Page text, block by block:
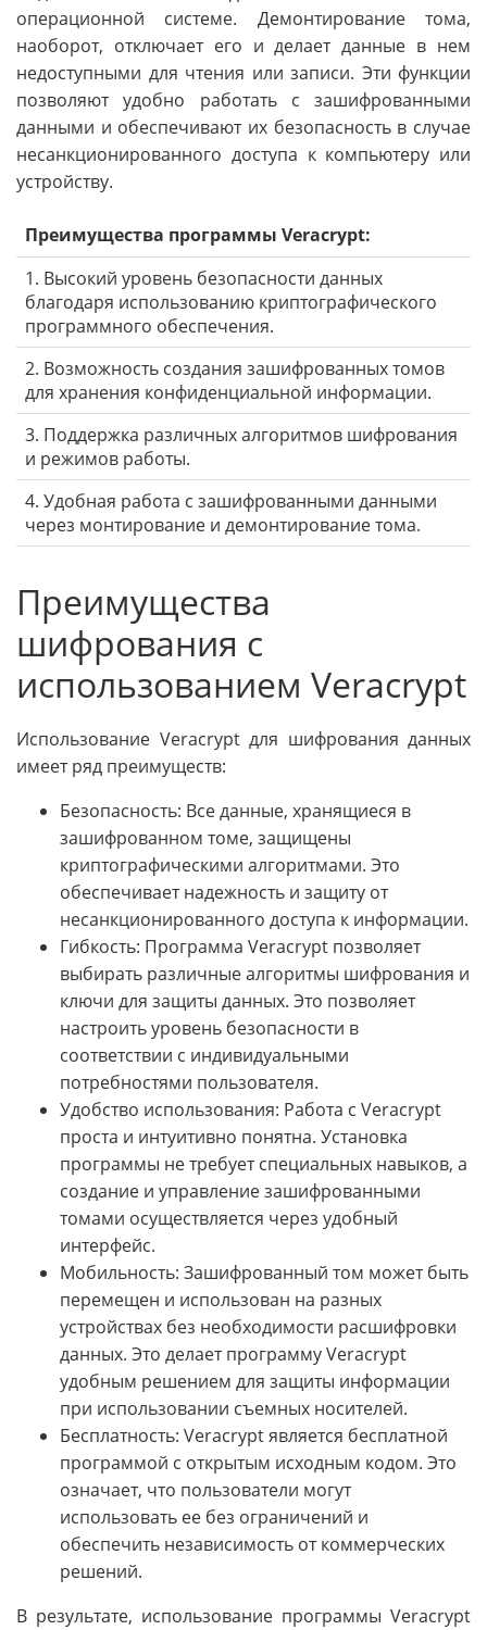
операционной системе. Демонтирование тома,
наоборот, отключает его и делает данные в нем
недоступными для чтения или записи. Эти функции
позволяют удобно работать с зашифрованными
данными и обеспечивают их безопасность в случае
несанкционированного доступа к компьютеру или
устройству.
Преимущества программы Veracrypt:
1. Высокий уровень безопасности данных
благодаря использованию криптографического
программного обеспечения.
2. Возможность создания зашифрованных томов
для хранения конфиденциальной информации.
3. Поддержка различных алгоритмов шифрования
и режимов работы.
4. Удобная работа с зашифрованными данными
через монтирование и демонтирование тома.
Преимущества
шифрования с
использованием Veracrypt
Использование Veracrypt для шифрования данных
имеет ряд преимуществ:
Безопасность: Все данные, хранящиеся в
зашифрованном томе, защищены
криптографическими алгоритмами. Это
обеспечивает надежность и защиту от
несанкционированного доступа к информации.
Гибкость: Программа Veracrypt позволяет
выбирать различные алгоритмы шифрования и
ключи для защиты данных. Это позволяет
настроить уровень безопасности в
соответствии с индивидуальными
потребностями пользователя.
Удобство использования: Работа с Veracrypt
проста и интуитивно понятна. Установка
программы не требует специальных навыков, а
создание и управление зашифрованными
томами осуществляется через удобный
интерфейс.
Мобильность: Зашифрованный том может быть
перемещен и использован на разных
устройствах без необходимости расшифровки
данных. Это делает программу Veracrypt
удобным решением для защиты информации
при использовании съемных носителей.
Бесплатность: Veracrypt является бесплатной
программой с открытым исходным кодом. Это
означает, что пользователи могут
использовать ее без ограничений и
обеспечить независимость от коммерческих
решений.
В результате, использование программы Veracrypt